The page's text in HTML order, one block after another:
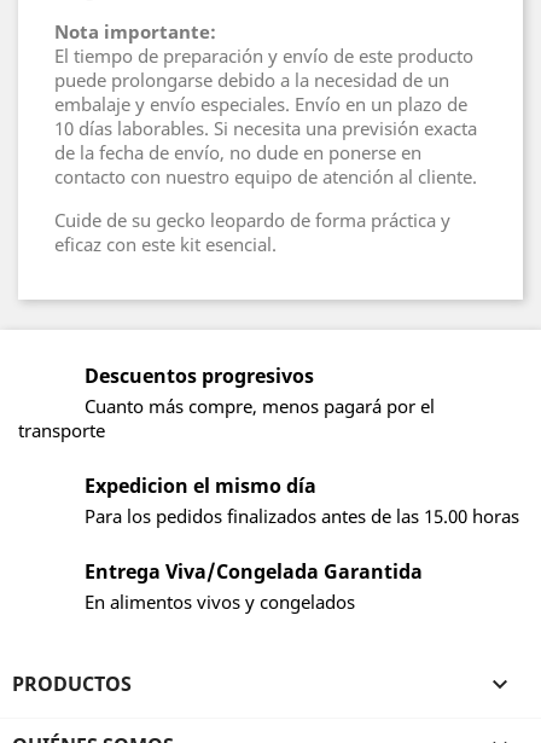
Nota importante:
El tiempo de preparación y envío de este producto
puede prolongarse debido a la necesidad de un
embalaje y envío especiales. Envío en un plazo de
10 días laborables. Si necesita una previsión exacta
de la fecha de envío, no dude en ponerse en
contacto con nuestro equipo de atención al cliente.
Cuide de su gecko leopardo de forma práctica y
eficaz con este kit esencial.
Descuentos progresivos
Cuanto más compre, menos pagará por el
transporte
Expedicion el mismo día
Para los pedidos finalizados antes de las 15.00 horas
Entrega Viva/Congelada Garantida
En alimentos vivos y congelados
PRODUCTOS 